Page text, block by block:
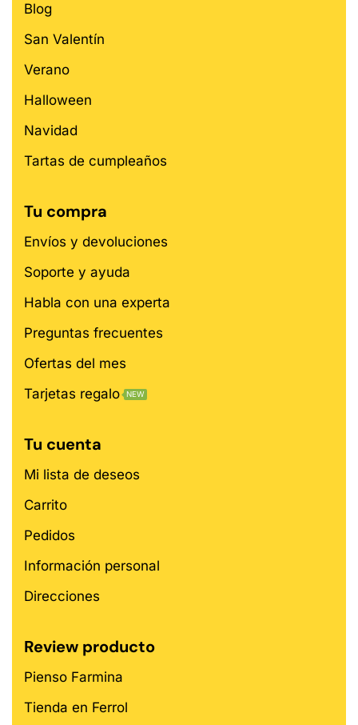
Blog
San Valentín
Verano
Halloween
Navidad
Tartas de cumpleaños
Tu compra
Envíos y devoluciones
Soporte y ayuda
Habla con una experta
Preguntas frecuentes
Ofertas del mes
Tarjetas regalo
NEW
Tu cuenta
Mi lista de deseos
Carrito
Pedidos
Información personal
Direcciones
Review producto
Pienso Farmina
Tienda en Ferrol